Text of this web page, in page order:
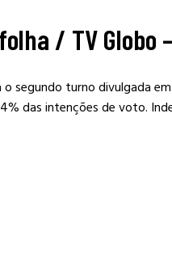
/ TV Globo
segundo turno divulgada
das intenções de voto.